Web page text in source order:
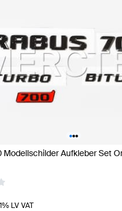
•••
Modellschilder Aufkleber Set
LV VAT